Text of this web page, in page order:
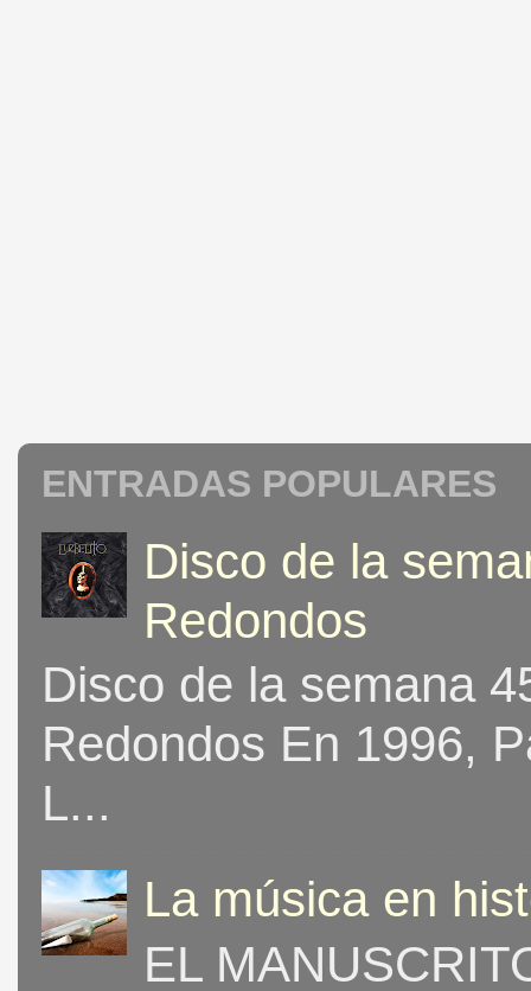
ENTRADAS POPULARES
Disco de la
Redondos
Disco de la semana
Redondos En 1996,
L...
La música en
EL